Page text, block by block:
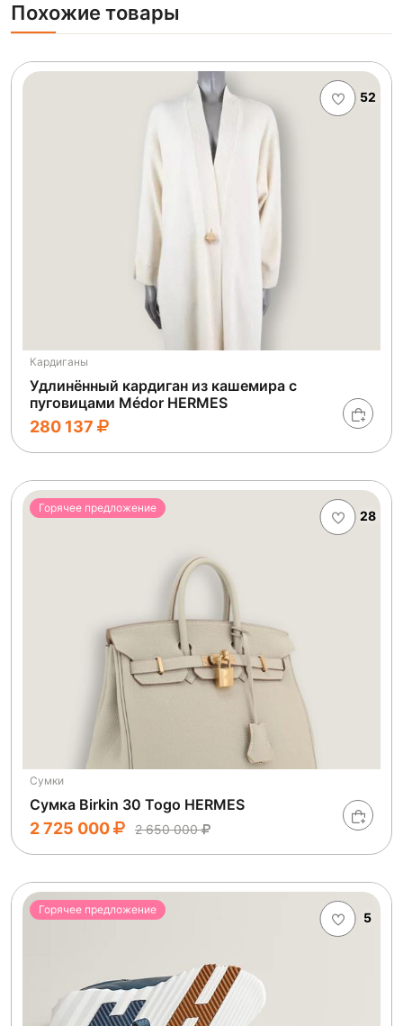
Похожие товары
52
Кардиганы
Удлинённый кардиган из кашемира с
пуговицами Médor HERMES
280 137
28
Горячее предложение
Сумки
Сумка Birkin 30 Togo HERMES
2 725 000 2 650 000
5
Горячее предложение